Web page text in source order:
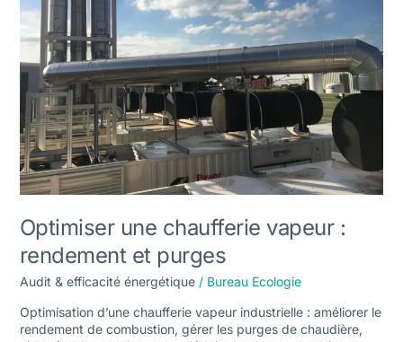
Optimiser une chaufferie vapeur :
rendement et purges
Audit & efficacité énergétique/ Bureau Ecologie
Optimisation d’une chaufferie vapeur industrielle : améliorer le
rendement de combustion, gérer les purges de chaudière,
rendement
purges